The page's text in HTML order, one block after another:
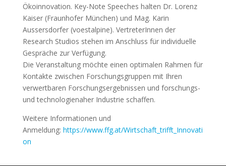
Ökoinnovation. Key-Note Speeches halten Dr. Lorenz
Kaiser (Fraunhofer München) und Mag. Karin
Aussersdorfer (voestalpine). VertreterInnen der
Research Studios stehen im Anschluss für individuelle
Gespräche zur Verfügung.
Die Veranstaltung möchte einen optimalen Rahmen für
Kontakte zwischen Forschungsgruppen mit Ihren
verwertbaren Forschungsergebnissen und forschungs-
und technologienaher Industrie schaffen.
Weitere Informationen und
Anmeldung: https://www.ffg.at/Wirtschaft_trifft_Innovati
on